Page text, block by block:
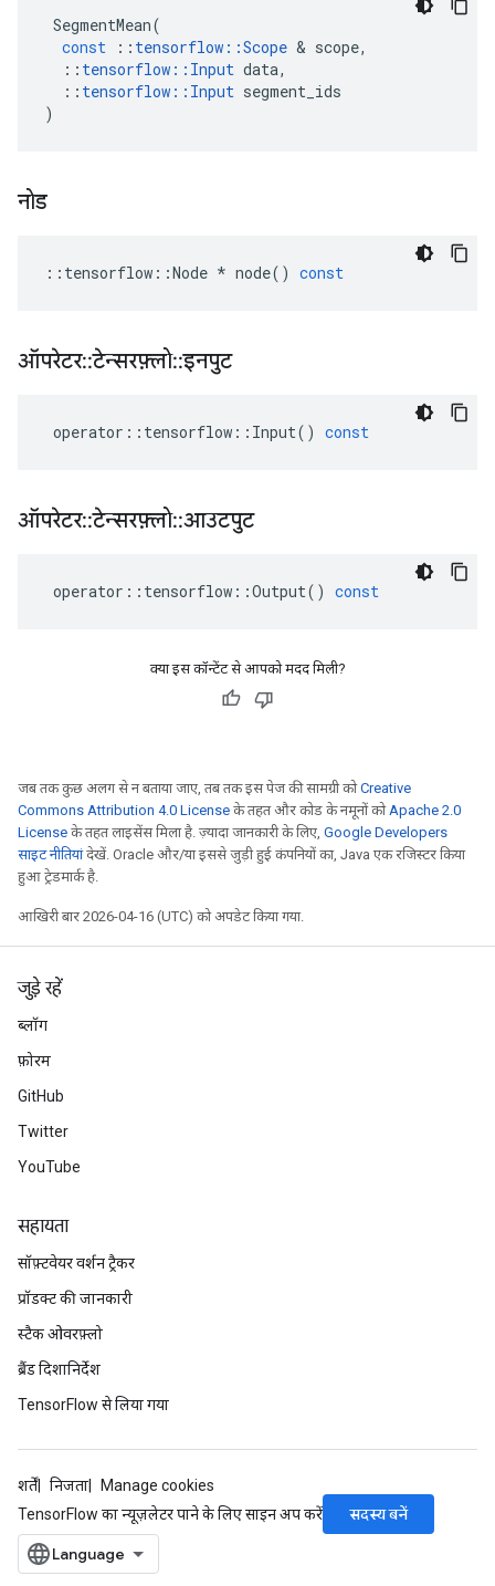
SegmentMean(
const
:: tensorflow ::Scope & scope,
:: tensorflow :: Input data,
:: tensorflow :: Input segment_ids
)
नोड
:: tensorflow ::Node * node() const
ऑपरेटर::टेन्सरफ़्लो::इनपुट
operator :: tensorflow :: Input() const
ऑपरेटर::टेन्सरफ़्लो::आउटपुट
operator :: tensorflow ::Output() const
क्या इस कॉन्टेंट से आपको मदद मिली?
जब तक कुछ अलग से न बताया जाए, तब तक इस पेज की सामग्री कोCreative
Commons Attribution 4.0 License के तहत और कोड के नमूनों कोApache 2.0
License के तहत लाइसेंस मिला है. ज़्यादा जानकारी के लिए, Google Developers
साइट नीतियांदेखें. Oracle और/या इससे जुड़ी हुई कंपनियों का, Java एक रजिस्टर किया
हुआ ट्रेडमार्क है.
आखिरी बार 2026-04-16 (UTC) को अपडेट किया गया.
जुड़े रहें
ब्लॉग
फ़ोरम
GitHub
Twitter
YouTube
सहायता
सॉफ़्टवेयर वर्शन ट्रैकर
प्रॉडक्ट की जानकारी
स्टैक ओवरफ़्लो
ब्रैंड दिशानिर्देश
TensorFlow से लिया गया
शर्तें निजता
Manage cookies
TensorFlow का न्यूज़लेटर पाने के लिए साइन अप करें
सदस्य बनें